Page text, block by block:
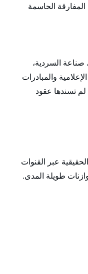
صناعة السردية،
والمبادرات
لم تسندها عقود
عبر القنوات
طويلة المدى.